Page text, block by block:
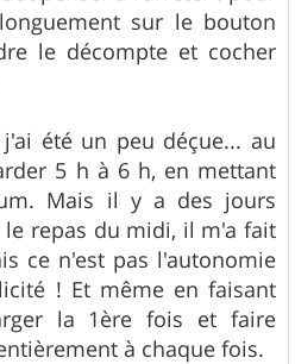
sur le bouton
le décompte et cocher
été un peu déçue... au
5 h à 6 h, en mettant
Mais il y a des jours
repas du midi, il m'a fait
ce n'est pas l'autonomie
! Et même en faisant
la 1ère fois et faire
à chaque fois.